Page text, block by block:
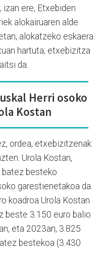
izan ere, Etxebiden
alokairuaren alde
alokatzeko eskaera
hartuta; etxebizitza
da.
Herri osoko
Kostan
ordea, etxebizitzenak
Urola Kostan,
besteko
garestienetakoa da.
koadroa Urola Kostan
beste 3.150 euro balio
eta 2023an, 3.825
bestekoa (3.430